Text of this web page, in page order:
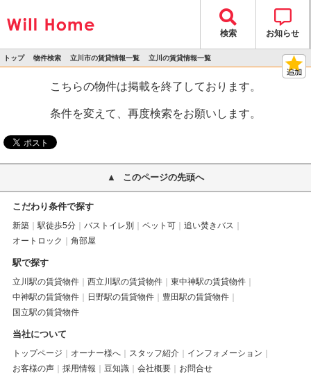
検索 お知らせ
トップ 物件検索 立川市の賃貸情報一覧 立川の賃貸情報一覧
こちらの物件は掲載を終了しております。
条件を変えて、再度検索をお願いします。
このページの先頭へ
こだわり条件で探す
新築 駅徒歩5分 バストイレ別 ペット可
追い焚きバス
オートロック
角部屋
駅で探す
立川駅の賃貸物件 西立川駅の賃貸物件
東中神駅の賃貸物件
中神駅の賃貸物件
日野駅の賃貸物件
豊田駅の賃貸物件
国立駅の賃貸物件
当社について
トップページ オーナー様へ スタッフ紹介
インフォメーション
お客様の声
採用情報 豆知識 会社概要 お問合せ